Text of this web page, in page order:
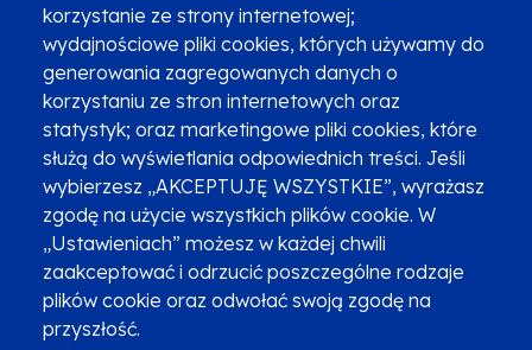
korzystanie ze strony internetowej;
wydajnościowe pliki cookies, których używamy do
generowania zagregowanych danych o
korzystaniu ze stron internetowych oraz
statystyk; oraz marketingowe pliki cookies, które
służą do wyświetlania odpowiednich treści. Jeśli
wybierzesz „AKCEPTUJĘ WSZYSTKIE”, wyrażasz
zgodę na użycie wszystkich plików cookie. W
„Ustawieniach” możesz w każdej chwili
zaakceptować i odrzucić poszczególne rodzaje
plików cookie oraz odwołać swoją zgodę na
przyszłość.
Zgłoszenia podejrzenia niezgodności z KPP i KPON
Newsletter
Fundusze SMS-em
Najczęściej zadawane pytania
Promocja projektu
Zobacz inne programy
Poznaj Fundusze 2014-2020
Deklaracja dostępności
Polityka prywatności
Przetwarzanie danych osobowych
Zgłoś błąd Mapa strony